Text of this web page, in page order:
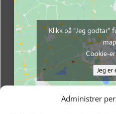
Administrer
Klikk på "Jeg godtar"
Cookie-
Jeg er